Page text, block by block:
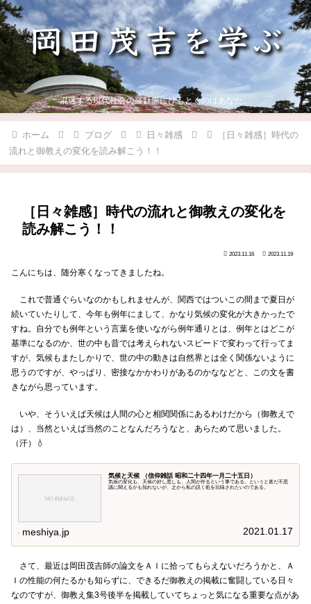
混迷する現代社会の羅針盤にひもとくのはあなた。
ホーム ブログ 日々雑感
［日々雑感］時代の
流れと御教えの変化を読み解こう！！
［日々雑感］時代の流れと御教えの変化を
読み解こう！！
2023.11.16 2023.11.19
こんにちは、随分寒くなってきましたね。
これで普通ぐらいなのかもしれませんが、関西ではついこの間まで夏日が
続いていたりして、今年も例年にまして、かなり気候の変化が大きかったで
すね。自分でも例年という言葉を使いながら例年通りとは、例年とはどこが
基準になるのか、世の中も昔では考えられないスピードで変わって行ってま
すが、気候もまたしかりで、世の中の動きは自然界とは全く関係ないように
思うのですが、やっぱり、密接なかかわりがあるのかななどと、この文を書
きながら思っています。
いや、そういえば天候は人間の心と相関関係にあるわけだから（御教えで
は）、当然といえば当然のことなんだろうなと、あらためて思いました。
（汗）💧
気候と天候 （信仰雑話 昭和二十四年一月二十五日）
気候の変化も、天候の好し悪しも、人間が作るという事である。というと甚だ不思
議に聞えるかも知れないが、之から私の説く処を玩味されたいのである。
meshiya.jp 2021.01.17
さて、最近は岡田茂吉師の論文をＡＩに拾ってもらえないだろうかと、Ａ
Ｉの性能の何たるかも知らずに、できるだ御教えの掲載に奮闘している日々
なのですが、御教え集3号後半を掲載していてちょっと気になる重要な点があ